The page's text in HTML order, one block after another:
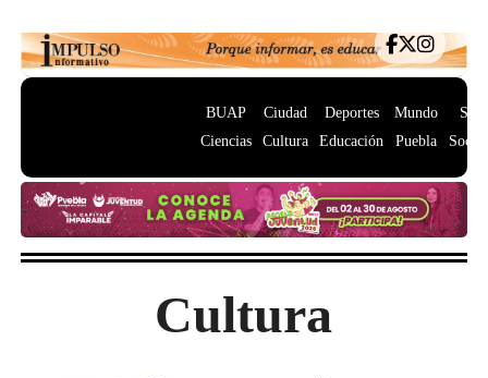
BUAP
Ciencias
Ciudad
Cultura
Deportes
Educación
Mundo
Puebla
Cultura